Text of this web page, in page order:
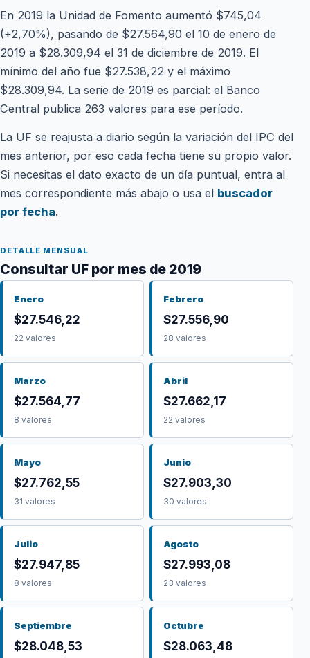
En 2019 la Unidad de Fomento aumentó $745,04
(+2,70%), pasando de $27.564,90 el 10 de enero de
2019 a $28.309,94 el 31 de diciembre de 2019. El
mínimo del año fue $27.538,22 y el máximo
$28.309,94. La serie de 2019 es parcial: el Banco
Central publica 263 valores para ese período.
La UF se reajusta a diario según la variación del IPC del
mes anterior, por eso cada fecha tiene su propio valor.
Si necesitas el dato exacto de un día puntual, entra al
mes correspondiente más abajo o usa el buscador
por fecha.
DETALLE MENSUAL
Consultar UF por mes de 2019
Enero
$27.546,22
22 valores
Febrero
$27.556,90
28 valores
Marzo
$27.564,77
8 valores
Abril
$27.662,17
22 valores
Mayo
$27.762,55
31 valores
Junio
$27.903,30
30 valores
Julio
$27.947,85
8 valores
Agosto
$27.993,08
23 valores
Septiembre
$28.048,53
Octubre
$28.063,48